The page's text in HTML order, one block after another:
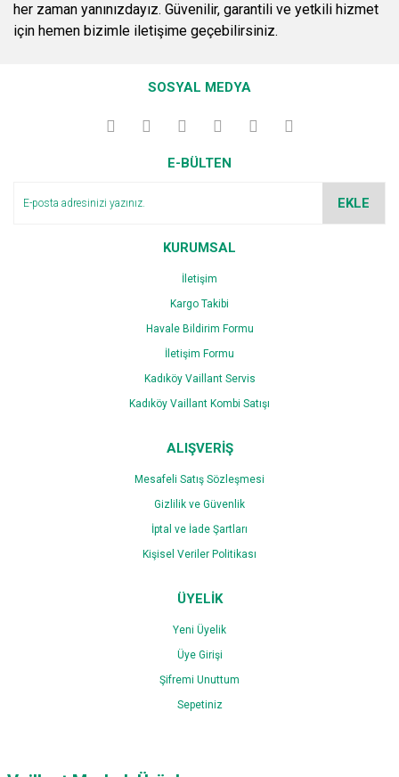
her zaman yanınızdayız. Güvenilir, garantili ve yetkili hizmet
için hemen bizimle iletişime geçebilirsiniz.
SOSYAL MEDYA
E-BÜLTEN
EKLE
KURUMSAL
İletişim
Kargo Takibi
Havale Bildirim Formu
İletişim Formu
Kadıköy Vaillant Servis
Kadıköy Vaillant Kombi Satışı
ALIŞVERİŞ
Mesafeli Satış Sözleşmesi
Gizlilik ve Güvenlik
İptal ve İade Şartları
Kişisel Veriler Politikası
ÜYELİK
Yeni Üyelik
Üye Girişi
Şifremi Unuttum
Sepetiniz